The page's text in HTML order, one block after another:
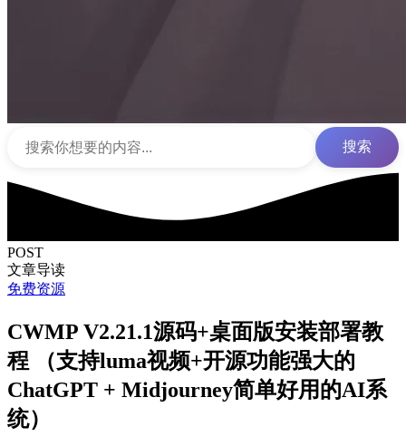
搜索
POST
文章导读
免费资源
CWMP V2.21.1源码+桌面版安装部署教
程 （支持luma视频+开源功能强大的
ChatGPT + Midjourney简单好用的AI系
统）